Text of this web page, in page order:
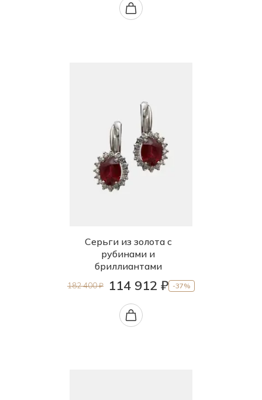
Серьги из золота с
рубинами и
бриллиантами
182 400 ₽ 114 912 ₽ -37%